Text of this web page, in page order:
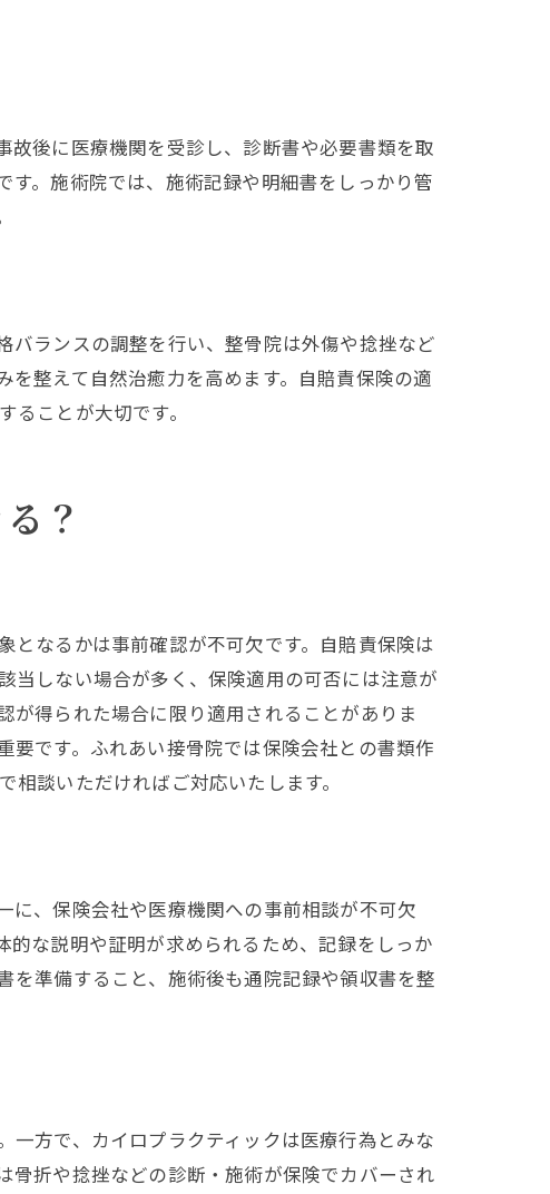
ィック
の役割
効果
例
対策
意点
後に医療機関を受診し、診断書や必要書類を取
。施術院では、施術記録や明細書をしっかり管
ランスの調整を行い、整骨院は外傷や捻挫など
整えて自然治癒力を高めます。自賠責保険の適
ことが大切です。
？
なるかは事前確認が不可欠です。自賠責保険は
当しない場合が多く、保険適用の可否には注意が
得られた場合に限り適用されることがありま
です。ふれあい接骨院では保険会社との書類作
談いただければご対応いたします。
に、保険会社や医療機関への事前相談が不可欠
な説明や証明が求められるため、記録をしっか
を準備すること、施術後も通院記録や領収書を整
方で、カイロプラクティックは医療行為とみな
骨折や捻挫などの診断・施術が保険でカバーされ